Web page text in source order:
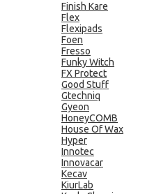
Finish Kare
Flex
Flexipads
Foen
Fresso
Funky Witch
FX Protect
Good Stuff
Gtechniq
Gyeon
HoneyCOMB
House Of Wax
Hyper
Innotec
Innovacar
Kecav
KiurLab